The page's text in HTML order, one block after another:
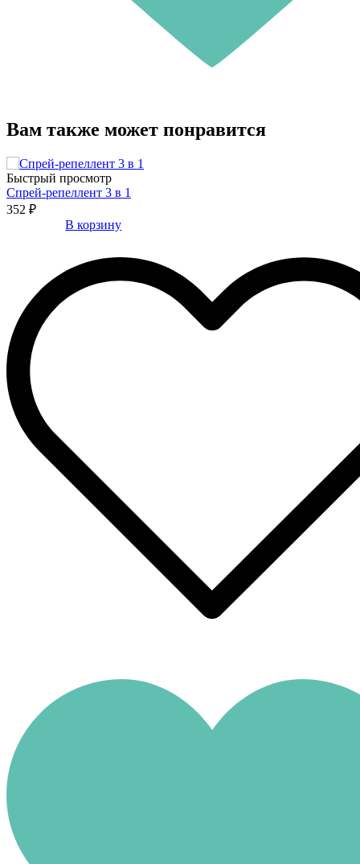
Вам также может понравится
Быстрый просмотр
Спрей-репеллент 3 в 1
352 ₽
В корзину